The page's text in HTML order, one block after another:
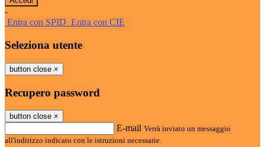
-
Entra con SPID Entra con CIE
Seleziona utente
button close ×
Recupero password
button close ×
E-mail Verrà inviato un messaggio
all'indirizzo indicato con le istruzioni necessarie.